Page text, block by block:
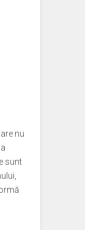
nu
sunt